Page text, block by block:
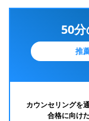
50
推
カウンセリングを
合格に向け